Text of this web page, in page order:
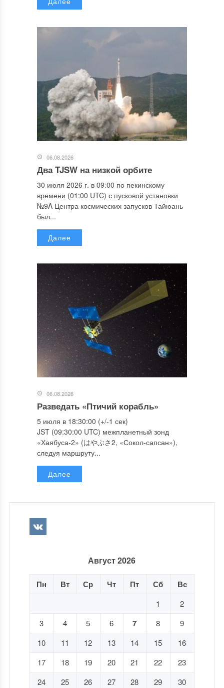
06.08.2026
Два TJSW на низкой орбите
30 июля 2026 г. в 09:00 по пекинскому
времени (01:00 UTC) с пусковой установки
№9A Центра космических запусков Тайюань
был...
Далее
06.08.2026
Разведать «Птичий корабль»
5 июля в 18:30:00 (+/-1 сек)
JST (09:30:00 UTC) межпланетный зонд
«Хаябуса-2» (はやぶさ2, «Сокол-сапсан»),
следуя маршруту...
Далее
Август 2026
Пн Вт Ср Чт Пт Сб Вс
1
2
3
4 5 6 7 8
9
10
11 12 13 14 15
16
17
18 19 20 21 22
23
24
25 26 27 28 29
30